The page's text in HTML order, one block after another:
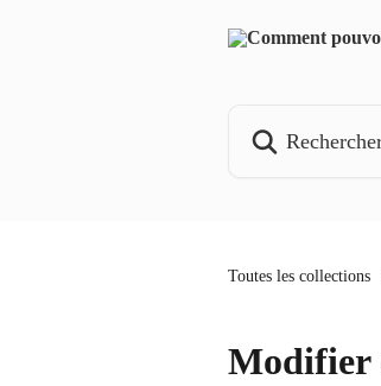
Toutes les collections
Modifier